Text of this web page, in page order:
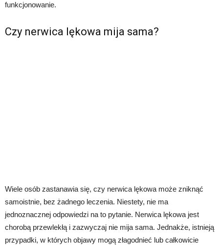
funkcjonowanie.
Czy nerwica lękowa mija sama?
Wiele osób zastanawia się, czy nerwica lękowa może zniknąć
samoistnie, bez żadnego leczenia. Niestety, nie ma
jednoznacznej odpowiedzi na to pytanie. Nerwica lękowa jest
chorobą przewlekłą i zazwyczaj nie mija sama. Jednakże, istnieją
przypadki, w których objawy mogą złagodnieć lub całkowicie